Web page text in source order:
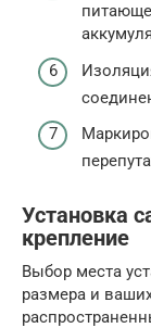
Установка
крепление
Выбор места
размера и